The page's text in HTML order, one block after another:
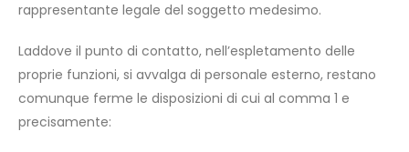
rappresentante legale del soggetto medesimo.
Laddove il punto di contatto, nell’espletamento delle
proprie funzioni, si avvalga di personale esterno, restano
comunque ferme le disposizioni di cui al comma 1 e
precisamente: